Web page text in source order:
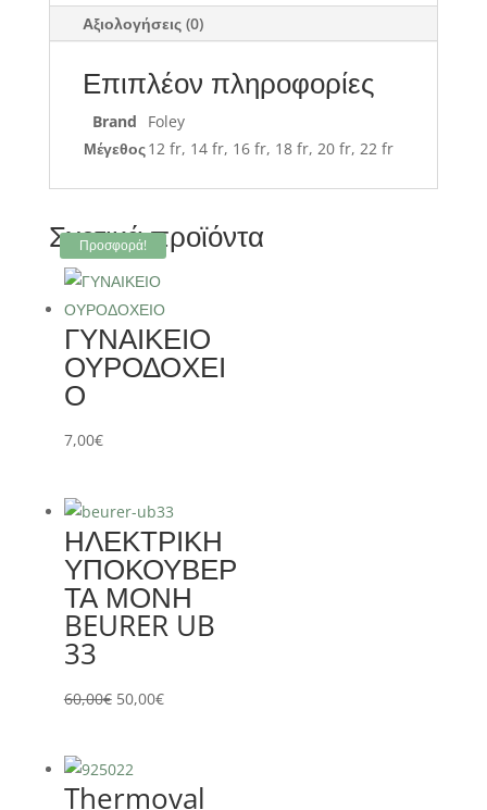
Αξιολογήσεις (0)
Επιπλέον πληροφορίες
Brand
Foley
Μέγεθος12 fr, 14 fr, 16 fr, 18 fr, 20 fr, 22 fr
Σχετικά προϊόντα
ΓΥΝΑΙΚΕΙΟ
ΟΥΡΟΔΟΧΕΙ
Ο
7,00€
Προσφορά!
ΗΛΕΚΤΡΙΚΗ
ΥΠΟΚΟΥΒΕΡ
ΤΑ ΜΟΝΗ
BEURER UB
33
60,00€ Original
60,00€.
50,00€Η
Thermoval